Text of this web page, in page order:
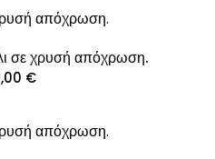
σε χρυσή απόχρωση.
€